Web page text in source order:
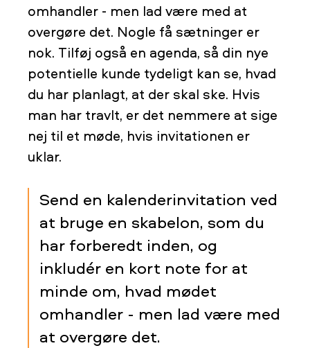
omhandler - men lad være med at
overgøre det. Nogle få sætninger er
nok. Tilføj også en agenda, så din nye
potentielle kunde tydeligt kan se, hvad
du har planlagt, at der skal ske. Hvis
man har travlt, er det nemmere at sige
nej til et møde, hvis invitationen er
uklar.
Send en kalenderinvitation ved
at bruge en skabelon, som du
har forberedt inden, og
inkludér en kort note for at
minde om, hvad mødet
omhandler - men lad være med
at overgøre det.